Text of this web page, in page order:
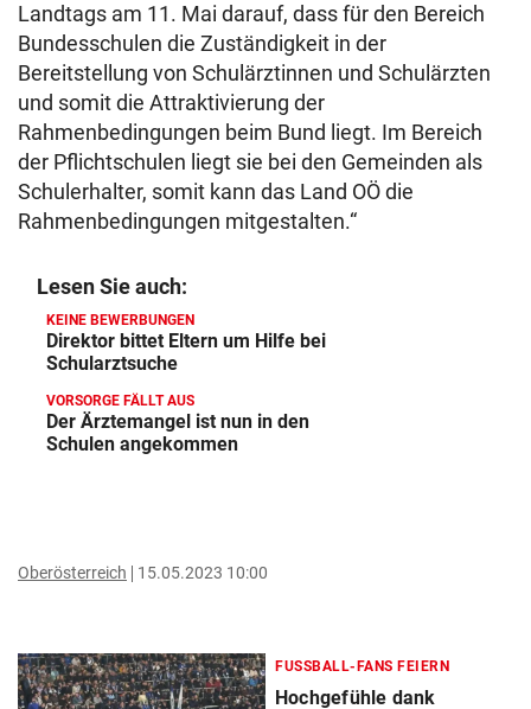
Landtags am 11. Mai darauf, dass für den Bereich
Bundesschulen die Zuständigkeit in der
Bereitstellung von Schulärztinnen und Schulärzten
und somit die Attraktivierung der
Rahmenbedingungen beim Bund liegt. Im Bereich
der Pflichtschulen liegt sie bei den Gemeinden als
Schulerhalter, somit kann das Land OÖ die
Rahmenbedingungen mitgestalten.“
Lesen Sie auch:
KEINE BEWERBUNGEN
Direktor bittet Eltern um Hilfe bei
Schularztsuche
VORSORGE FÄLLT AUS
Der Ärztemangel ist nun in den
Schulen angekommen
Oberösterreich 15.05.2023 10:00
FUSSBALL-FANS FEIERN
Hochgefühle dank